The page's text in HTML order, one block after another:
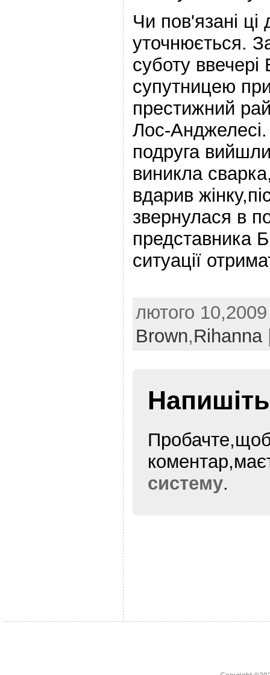
Чи пов'язані ці
уточнюється.
суботу
супутницею
престижний
Лос-Анджелесі.
подруга
виникла
вдарив
звернулася в
представника
ситуації
лютого
Brown,Rihanna
Напишіть
систему.